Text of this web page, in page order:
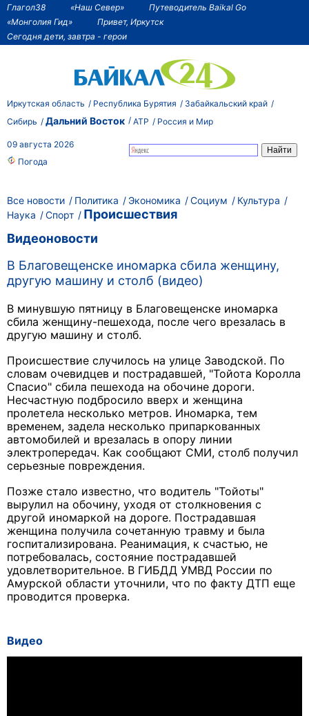
Глагол38 «Наш Север»
Путеводитель Baikal Go
«Монголия Гид»
Привет, Иркутск
Сегодня дети, завтра - герои
Иркутская область Республика Бурятия
Забайкальский край
Сибирь
Дальний Восток АТР Россия и Мир
09 августа 2026
Погода
Все новости Политика Экономика Социум
Культура
Наука
Спорт
Происшествия
Видеоновости
В Благовещенске иномарка сбила женщину,
другую машину и столб (видео)
В минувшую пятницу в Благовещенске иномарка
сбила женщину-пешехода, после чего врезалась в
другую машину и столб.
Происшествие случилось на улице Заводской. По
словам очевидцев и пострадавшей, "Тойота Королла
Спасио" сбила пешехода на обочине дороги.
Несчастную подбросило вверх и женщина
пролетела несколько метров. Иномарка, тем
временем, задела несколько припаркованных
автомобилей и врезалась в опору линии
электропередач. Как сообщают СМИ, столб получил
серьезные повреждения.
Позже стало известно, что водитель "Тойоты"
вырулил на обочину, уходя от столкновения с
другой иномаркой на дороге. Пострадавшая
женщина получила сочетанную травму и была
госпитализирована. Реанимация, к счастью, не
потребовалась, состояние пострадавшей
удовлетворительное. В ГИБДД УМВД России по
Амурской области уточнили, что по факту ДТП еще
проводится проверка.
Видео